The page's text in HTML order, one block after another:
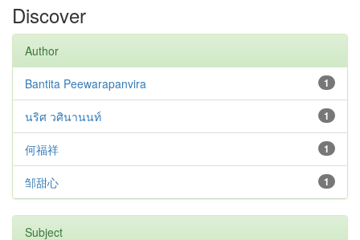
Discover
Author
1
Bantita Peewarapanvira
1
นริศ วศินานนท์
1
何福祥
1
邹甜心
Subject